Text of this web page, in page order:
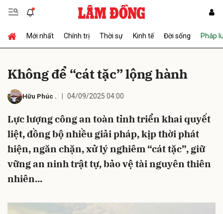
Mới nhất Chính trị Thời sự Kinh tế Đời sống Pháp
Không để “cát tặc” lộng hành
Hữu Phúc . 04/09/2025 04:00
Lực lượng công an toàn tỉnh triển khai quyết
liệt, đồng bộ nhiều giải pháp, kịp thời phát
hiện, ngăn chặn, xử lý nghiêm “cát tặc”, giữ
vững an ninh trật tự, bảo vệ tài nguyên thiên
nhiên...
Gửi bình luận
Hủy Gửi